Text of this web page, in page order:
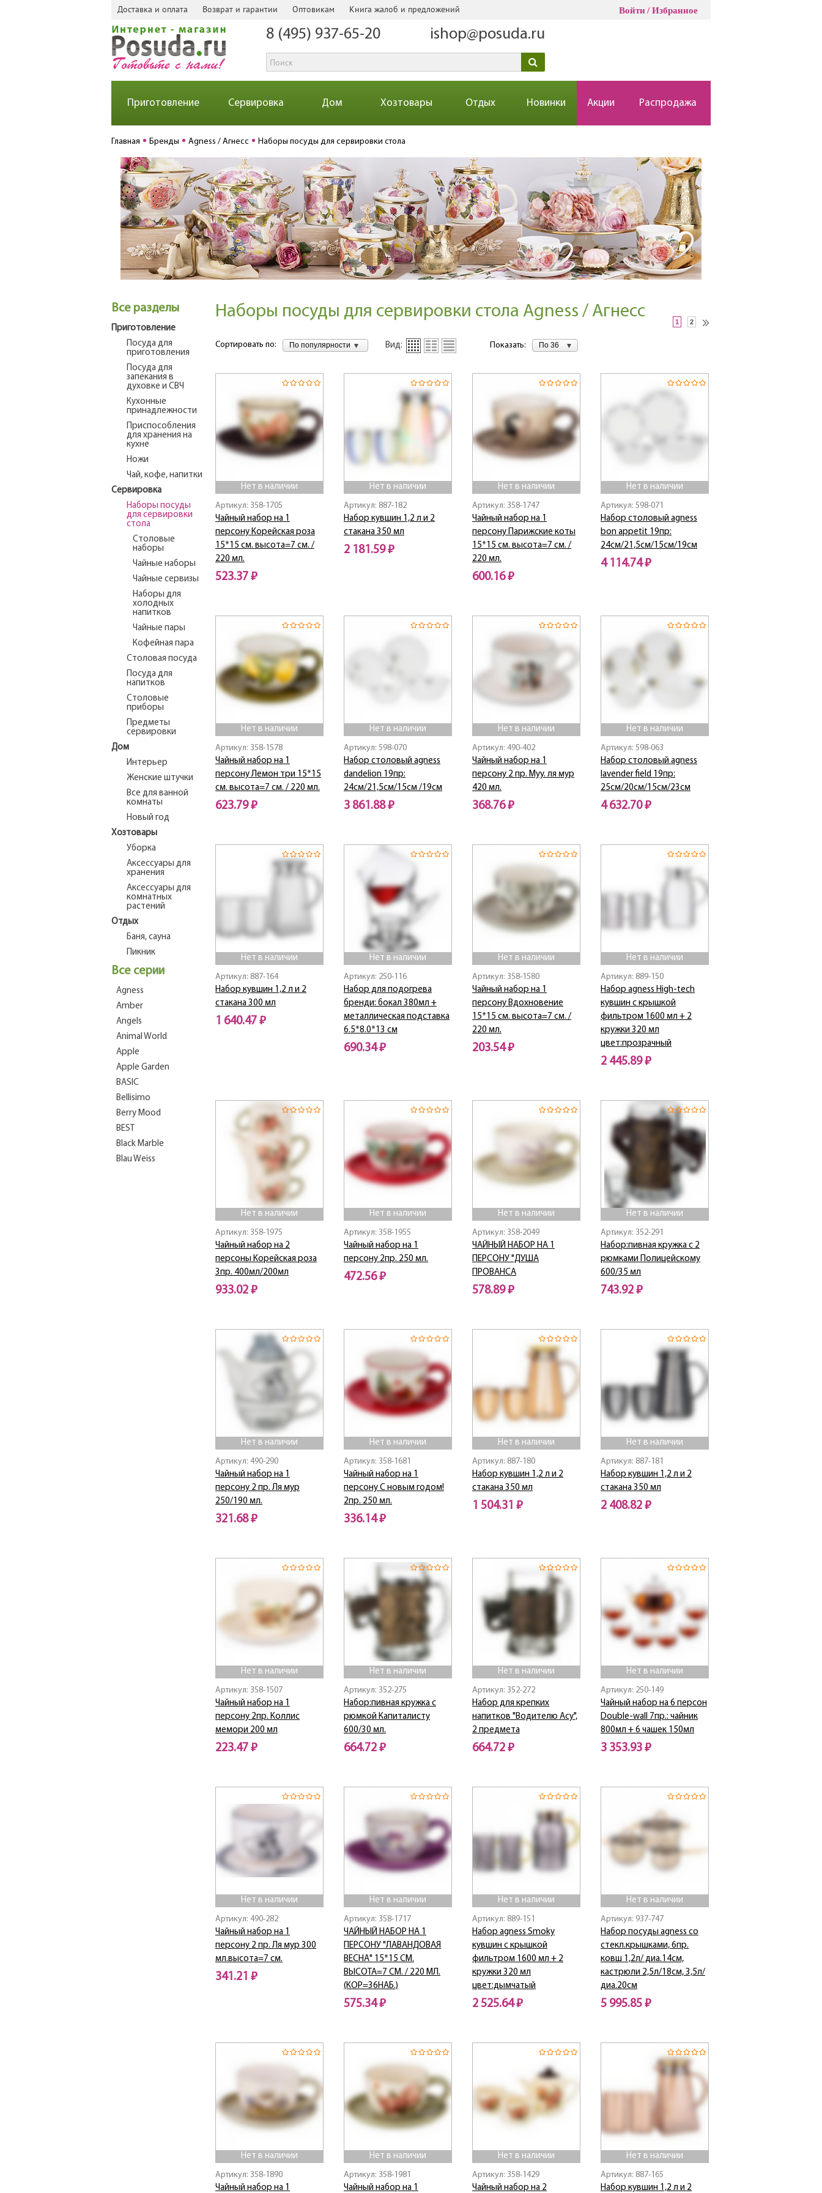
Доставка и оплата Возврат и гарантии Оптовикам Книга жалоб и предложений Войти Избранное
8 (495) 937-65-20 ishop@posuda.ru
Приготовление Сервировка Дом Хозтовары Отдых Новинки Акции Распродажа
Главная Бренды Agness / Агнесс Наборы посуды для сервировки стола
Все разделы
Приготовление
Посуда для
приготовления
Посуда для
запекания в
духовке и СВЧ
Кухонные
принадлежности
Приспособления
для хранения на
кухне
Ножи
Чай, кофе, напитки
Сервировка
Наборы посуды
для сервировки
стола
Столовые
наборы
Чайные наборы
Чайные сервизы
Наборы для
холодных
напитков
Чайные пары
Кофейная пара
Столовая посуда
Посуда для
напитков
Столовые
приборы
Предметы
сервировки
Дом
Интерьер
Женские штучки
Все для ванной
комнаты
Новый год
Хозтовары
Уборка
Аксессуары для
хранения
Аксессуары для
комнатных
растений
Отдых
Баня, сауна
Пикник
Все серии
Agness
Amber
Angels
Animal World
Apple
Apple Garden
BASIC
Bellisimo
Berry Mood
BEST
Black Marble
Blau Weiss
Наборы посуды для сервировки стола Agness / Агнесс
1 2
Сортировать по: По популярности Вид: Показать: По 36
Нет в наличии
Артикул: 358-1705
Чайный набор на 1
персону Корейская роза
15*15 см. высота=7 см. /
220 мл.
523.37 ₽
Нет в наличии
Артикул: 887-182
Набор кувшин 1,2 л и 2
стакана 350 мл
2 181.59 ₽
Нет в наличии
Артикул: 358-1747
Чайный набор на 1
персону Парижские коты
15*15 см. высота=7 см. /
220 мл.
600.16 ₽
Нет в наличии
Артикул: 598-071
Набор столовый agness
bon appetit 19пр:
24см/21,5см/15см/19см
4 114.74 ₽
Нет в наличии
Артикул: 358-1578
Чайный набор на 1
персону Лемон три 15*15
см. высота=7 см. / 220 мл.
623.79 ₽
Нет в наличии
Артикул: 598-070
Набор столовый agness
dandelion 19пр:
24см/21,5см/15см /19см
3 861.88 ₽
Нет в наличии
Артикул: 490-402
Чайный набор на 1
персону 2 пр. Муу. ля мур
420 мл.
368.76 ₽
Нет в наличии
Артикул: 598-063
Набор столовый agness
lavender field 19пр:
25см/20см/15см/23см
4 632.70 ₽
Нет в наличии
Артикул: 887-164
Набор кувшин 1,2 л и 2
стакана 300 мл
1 640.47 ₽
Нет в наличии
Артикул: 250-116
Набор для подогрева
бренди: бокал 380мл +
металлическая подставка
6.5*8.0*13 см
690.34 ₽
Нет в наличии
Артикул: 358-1580
Чайный набор на 1
персону Вдохновение
15*15 см. высота=7 см. /
220 мл.
203.54 ₽
Нет в наличии
Артикул: 889-150
Набор agness High-tech
кувшин с крышкой
фильтром 1600 мл + 2
кружки 320 мл
цвет:прозрачный
2 445.89 ₽
Нет в наличии
Артикул: 358-1975
Чайный набор на 2
персоны Корейская роза
3пр. 400мл/200мл
933.02 ₽
Нет в наличии
Артикул: 358-1955
Чайный набор на 1
персону 2пр. 250 мл.
472.56 ₽
Нет в наличии
Артикул: 358-2049
ЧАЙНЫЙ НАБОР НА 1
ПЕРСОНУ "ДУША
ПРОВАНСА
578.89 ₽
Нет в наличии
Артикул: 352-291
Набор:пивная кружка с 2
рюмками Полицейскому
600/35 мл
743.92 ₽
Нет в наличии
Артикул: 490-290
Чайный набор на 1
персону 2 пр. Ля мур
250/190 мл.
321.68 ₽
Нет в наличии
Артикул: 358-1681
Чайный набор на 1
персону С новым годом!
2пр. 250 мл.
336.14 ₽
Нет в наличии
Артикул: 887-180
Набор кувшин 1,2 л и 2
стакана 350 мл
1 504.31 ₽
Нет в наличии
Артикул: 887-181
Набор кувшин 1,2 л и 2
стакана 350 мл
2 408.82 ₽
Нет в наличии
Артикул: 358-1507
Чайный набор на 1
персону 2пр. Коллис
мемори 200 мл
223.47 ₽
Нет в наличии
Артикул: 352-275
Набор:пивная кружка с
рюмкой Капиталисту
600/30 мл.
664.72 ₽
Нет в наличии
Артикул: 352-272
Набор для крепких
напитков "Водителю Асу",
2 предмета
664.72 ₽
Нет в наличии
Артикул: 250-149
Чайный набор на 6 персон
Double-wall 7пр.: чайник
800мл + 6 чашек 150мл
3 353.93 ₽
Нет в наличии
Артикул: 490-282
Чайный набор на 1
персону 2 пр. Ля мур 300
мл.высота=7 см.
341.21 ₽
Нет в наличии
Артикул: 358-1717
ЧАЙНЫЙ НАБОР НА 1
ПЕРСОНУ "ЛАВАНДОВАЯ
ВЕСНА" 15*15 СМ.
ВЫСОТА=7 СМ. / 220 МЛ.
(КОР=36НАБ.)
575.34 ₽
Нет в наличии
Артикул: 889-151
Набор agness Smoky
кувшин с крышкой
фильтром 1600 мл + 2
кружки 320 мл
цвет:дымчатый
2 525.64 ₽
Нет в наличии
Артикул: 937-747
Набор посуды agness со
стекл.крышками, 6пр.
ковш 1,2л/ диа.14см,
кастрюли 2,5л/18см, 3,5л/
диа.20см
5 995.85 ₽
Нет в наличии
Артикул: 358-1890
Чайный набор на 1
Нет в наличии
Артикул: 358-1981
Чайный набор на 1
Нет в наличии
Артикул: 358-1429
Чайный набор на 2
Нет в наличии
Артикул: 887-165
Набор кувшин 1,2 л и 2